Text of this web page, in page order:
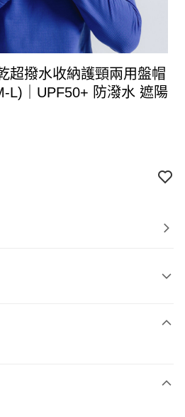
超撥水收納護頸兩用盤帽
L)｜UPF50+ 防潑水 遮陽